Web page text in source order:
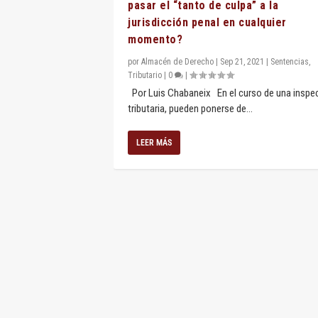
pasar el “tanto de culpa” a la
jurisdicción penal en cualquier
momento?
por Almacén de Derecho Sep 21, 2021 Sentencias,
Tributario
0
Por Luis Chabaneix En el curso de una
tributaria, pueden ponerse de...
LEER MÁS